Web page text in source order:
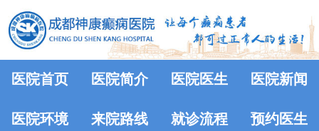
医院首页 医院简介 医院医生 医院新闻
医院环境 来院路线 就诊流程 预约医生